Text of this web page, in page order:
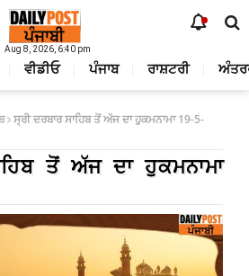
Aug 8, 2026, 6:40 pm
ਵੀਡੀਓ ਪੰਜਾਬ ਰਾਸ਼ਟਰੀ
ਸ੍ਰੀ ਦਰਬਾਰ ਸਾਹਿਬ ਤੋਂ ਅੱਜ ਦਾ ਹੁਕਮਨਾਮਾ 19-5-
ਤੋਂ ਅੱਜ ਦਾ ਹੁਕਮਨਾਮਾ